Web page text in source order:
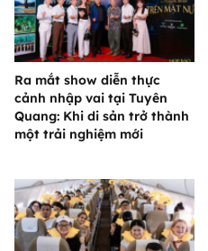
Ra mắt show diễn thực
cảnh nhập vai tại Tuyên
Quang: Khi di sản trở thành
một trải nghiệm mới